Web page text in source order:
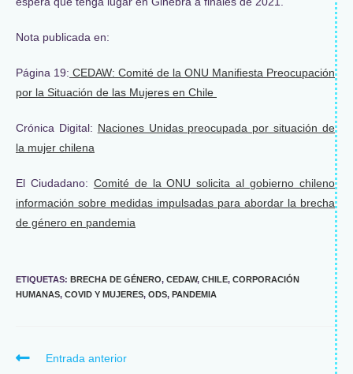
Nota publicada en:
Página 19: CEDAW: Comité de la ONU Manifiesta Preocupación
por la Situación de las Mujeres en Chile
Crónica Digital: Naciones Unidas preocupada por situación de
la mujer chilena
El Ciudadano: Comité de la ONU solicita al gobierno chileno
información sobre medidas impulsadas para abordar la brecha
de género en pandemia
ETIQUETAS: BRECHA DE GÉNERO, CEDAW, CHILE, CORPORACIÓN
HUMANAS, COVID Y MUJERES, ODS, PANDEMIA
Entrada anterior